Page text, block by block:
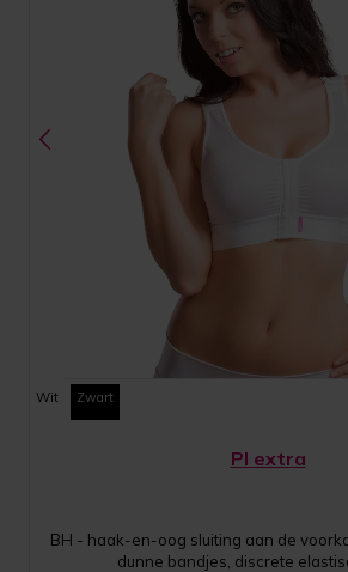
Wit Zwart
PI extra
BH - haak-en-oog sluiting aan de
dunne bandjes, discrete